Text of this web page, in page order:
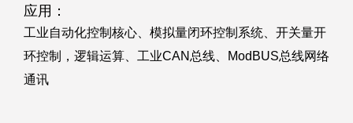
应用：
工业自动化控制核心、模拟量闭环控制系统、开关量开
环控制，逻辑运算、工业CAN总线、ModBUS总线网络
通讯